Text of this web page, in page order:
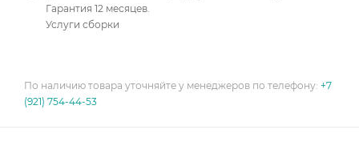
Гарантия 12 месяцев.
Услуги сборки
По наличию товара уточняйте у менеджеров по телефону: +7
(921) 754-44-53